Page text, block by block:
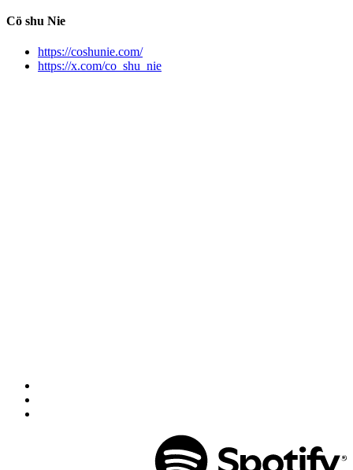
Cö shu Nie
https://coshunie.com/
https://x.com/co_shu_nie